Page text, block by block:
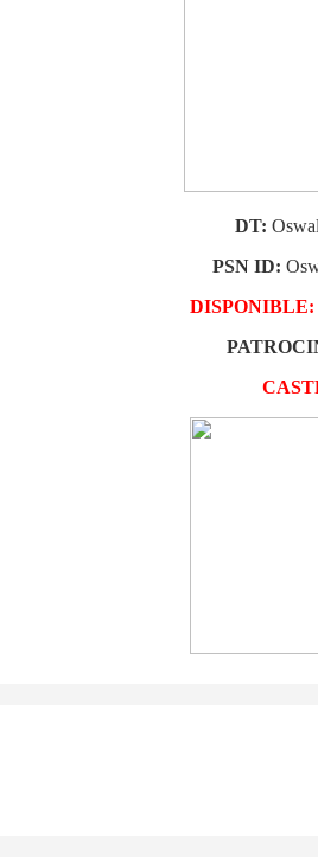
DT:
PSN ID:
DISPONIBLE: